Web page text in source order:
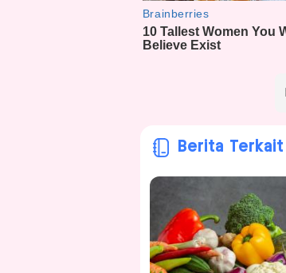
Berita Terkait